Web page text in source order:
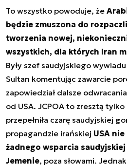
To wszystko powoduje, że
będzie zmuszona do
tworzenia nowej,
wszystkich, dla których Iran
Były szef saudyjskiego
Sultan komentując zawarcie
zapowiedział dalsze
od USA. JCPOA to zresztą
przepełniła czarę saudyjskiej
propagandzie irańskiej USA
żadnego wsparcia
Jemenie, poza słowami.